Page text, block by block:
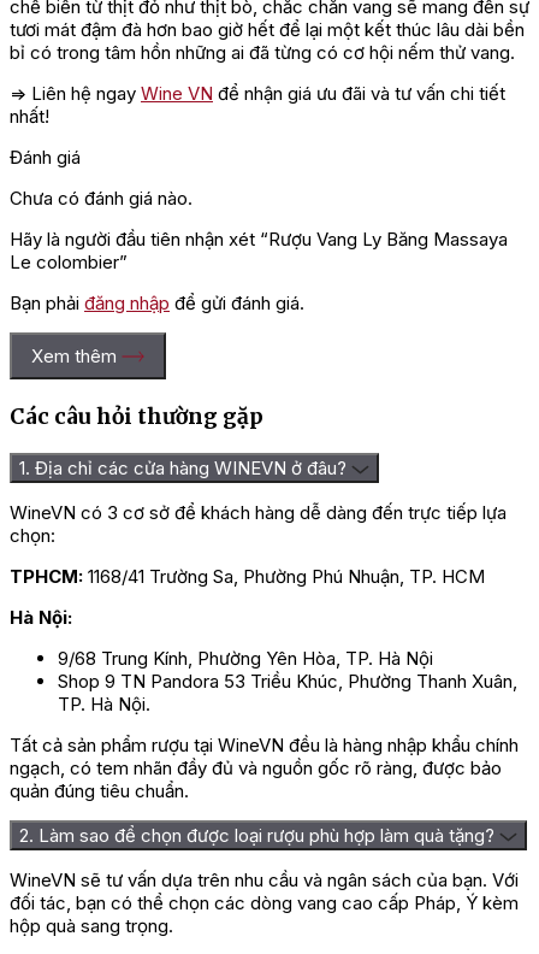
chế biến từ thịt đỏ như thịt bò, chắc chắn vang sẽ mang đến sự
tươi mát đậm đà hơn bao giờ hết để lại một kết thúc lâu dài bền
bỉ có trong tâm hồn những ai đã từng có cơ hội nếm thử vang.
=> Liên hệ ngay Wine VN để nhận giá ưu đãi và tư vấn chi tiết
nhất!
Đánh giá
Chưa có đánh giá nào.
Hãy là người đầu tiên nhận xét “Rượu Vang Ly Băng Massaya
Le colombier”
Bạn phải đăng nhập để gửi đánh giá.
Xem thêm
Các câu hỏi thường gặp
1. Địa chỉ các cửa hàng WINEVN ở đâu?
WineVN có 3 cơ sở để khách hàng dễ dàng đến trực tiếp lựa
chọn:
TPHCM: 1168/41 Trường Sa, Phường Phú Nhuận, TP. HCM
Hà Nội:
9/68 Trung Kính, Phường Yên Hòa, TP. Hà Nội
Shop 9 TN Pandora 53 Triều Khúc, Phường Thanh Xuân,
TP. Hà Nội.
Tất cả sản phẩm rượu tại WineVN đều là hàng nhập khẩu chính
ngạch, có tem nhãn đầy đủ và nguồn gốc rõ ràng, được bảo
quản đúng tiêu chuẩn.
2. Làm sao để chọn được loại rượu phù hợp làm quà tặng?
WineVN sẽ tư vấn dựa trên nhu cầu và ngân sách của bạn. Với
đối tác, bạn có thể chọn các dòng vang cao cấp Pháp, Ý kèm
hộp quà sang trọng.